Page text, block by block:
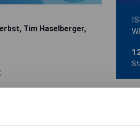
Tim Haselberger,
Währungen und
wie